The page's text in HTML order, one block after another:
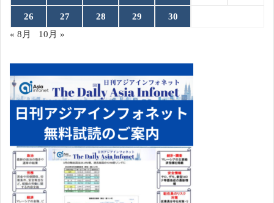
26 27 28 29
30
« 8月
10月 »